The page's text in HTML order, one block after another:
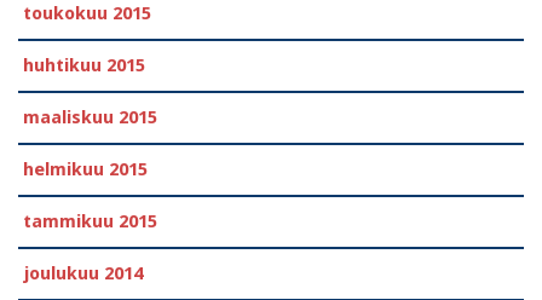
toukokuu 2015
huhtikuu 2015
maaliskuu 2015
helmikuu 2015
tammikuu 2015
joulukuu 2014